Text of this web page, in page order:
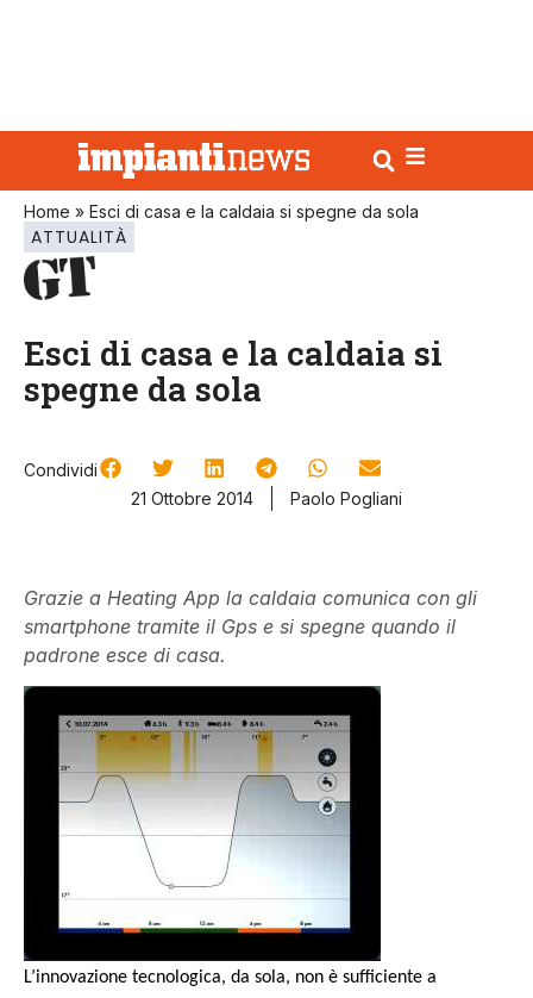
Home » Esci di casa e la caldaia si spegne da sola
ATTUALITÀ
Esci di casa e la caldaia si
spegne da sola
Condividi
21 Ottobre 2014
Paolo Pogliani
Grazie a Heating App la caldaia comunica con gli
smartphone tramite il Gps e si spegne quando il
padrone esce di casa.
L’innovazione tecnologica, da sola, non è sufficiente a